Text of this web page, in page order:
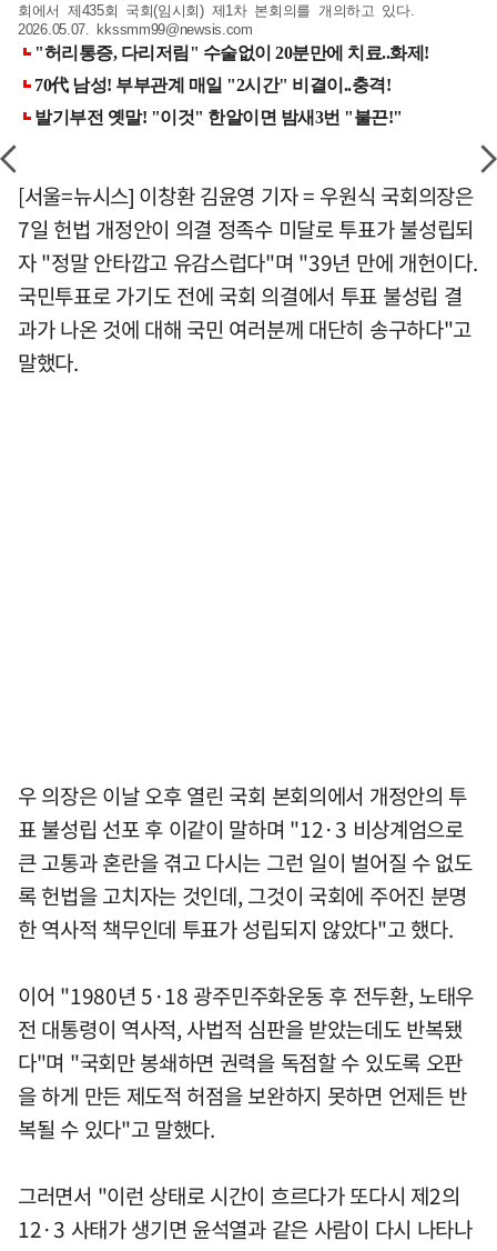
회에서 제435회 국회(임시회) 제1차 본회의를 개의하고 있다.
2026.05.07. kkssmm99@newsis.com
[서울=뉴시스] 이창환 김윤영 기자 = 우원식 국회의장은
7일 헌법 개정안이 의결 정족수 미달로 투표가 불성립되
자 "정말 안타깝고 유감스럽다"며 "39년 만에 개헌이다.
국민투표로 가기도 전에 국회 의결에서 투표 불성립 결
과가 나온 것에 대해 국민 여러분께 대단히 송구하다"고
말했다.
우 의장은 이날 오후 열린 국회 본회의에서 개정안의 투
표 불성립 선포 후 이같이 말하며 "12·3 비상계엄으로
큰 고통과 혼란을 겪고 다시는 그런 일이 벌어질 수 없도
록 헌법을 고치자는 것인데, 그것이 국회에 주어진 분명
한 역사적 책무인데 투표가 성립되지 않았다"고 했다.
이어 "1980년 5·18 광주민주화운동 후 전두환, 노태우
전 대통령이 역사적, 사법적 심판을 받았는데도 반복됐
다"며 "국회만 봉쇄하면 권력을 독점할 수 있도록 오판
을 하게 만든 제도적 허점을 보완하지 못하면 언제든 반
복될 수 있다"고 말했다.
그러면서 "이런 상태로 시간이 흐르다가 또다시 제2의
12·3 사태가 생기면 윤석열과 같은 사람이 다시 나타나